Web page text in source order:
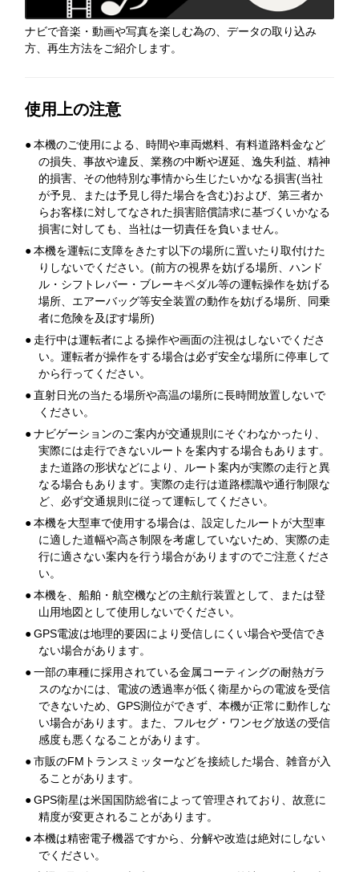
ナビで音楽・動画や写真を楽しむ為の、データの取り込み
方、再生方法をご紹介します。
使用上の注意
●本機のご使用による、時間や車両燃料、有料道路料金など
の損失、事故や違反、業務の中断や遅延、逸失利益、精神
的損害、その他特別な事情から生じたいかなる損害(当社
が予見、または予見し得た場合を含む)および、第三者か
らお客様に対してなされた損害賠償請求に基づくいかなる
損害に対しても、当社は一切責任を負いません。
●本機を運転に支障をきたす以下の場所に置いたり取付けた
りしないでください。(前方の視界を妨げる場所、ハンド
ル・シフトレバー・ブレーキペダル等の運転操作を妨げる
場所、エアーバッグ等安全装置の動作を妨げる場所、同乗
者に危険を及ぼす場所)
● 走行中は運転者による操作や画面の注視はしないでくださ
い。運転者が操作をする場合は必ず安全な場所に停車して
から行ってください。
●直射日光の当たる場所や高温の場所に長時間放置しないで
ください。
●ナビゲーションのご案内が交通規則にそぐわなかったり、
実際には走行できないルートを案内する場合もあります。
また道路の形状などにより、ルート案内が実際の走行と異
なる場合もあります。実際の走行は道路標識や通行制限な
ど、必ず交通規則に従って運転してください。
●本機を大型車で使用する場合は、設定したルートが大型車
に適した道幅や高さ制限を考慮していないため、実際の走
行に適さない案内を行う場合がありますのでご注意くださ
い。
●本機を、船舶・航空機などの主航行装置として、または登
山用地図として使用しないでください。
●GPS電波は地理的要因により受信しにくい場合や受信でき
ない場合があります。
●一部の車種に採用されている金属コーティングの耐熱ガラ
スのなかには、電波の透過率が低く衛星からの電波を受信
できないため、GPS測位ができず、本機が正常に動作しな
い場合があります。また、フルセグ・ワンセグ放送の受信
感度も悪くなることがあります。
●市販のFMトランスミッターなどを接続した場合、雑音が入
ることがあります。
●GPS衛星は米国国防総省によって管理されており、故意に
精度が変更されることがあります。
●本機は精密電子機器ですから、分解や改造は絶対にしない
でください。